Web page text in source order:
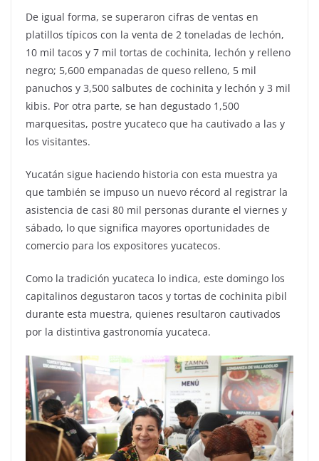
De igual forma, se superaron cifras de ventas en
platillos típicos con la venta de 2 toneladas de lechón,
10 mil tacos y 7 mil tortas de cochinita, lechón y relleno
negro; 5,600 empanadas de queso relleno, 5 mil
panuchos y 3,500 salbutes de cochinita y lechón y 3 mil
kibis. Por otra parte, se han degustado 1,500
marquesitas, postre yucateco que ha cautivado a las y
los visitantes.
Yucatán sigue haciendo historia con esta muestra ya
que también se impuso un nuevo récord al registrar la
asistencia de casi 80 mil personas durante el viernes y
sábado, lo que significa mayores oportunidades de
comercio para los expositores yucatecos.
Como la tradición yucateca lo indica, este domingo los
capitalinos degustaron tacos y tortas de cochinita pibil
durante esta muestra, quienes resultaron cautivados
por la distintiva gastronomía yucateca.